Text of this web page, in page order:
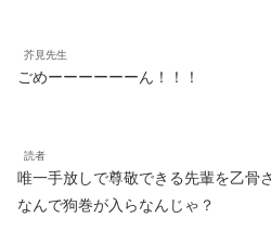
芥見先生
ごめーーーーーーん！！！
読者
唯一手放しで尊敬できる先輩を乙骨
なんで狗巻が入らなんじゃ？